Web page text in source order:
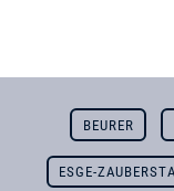
BEURER
ESGE-